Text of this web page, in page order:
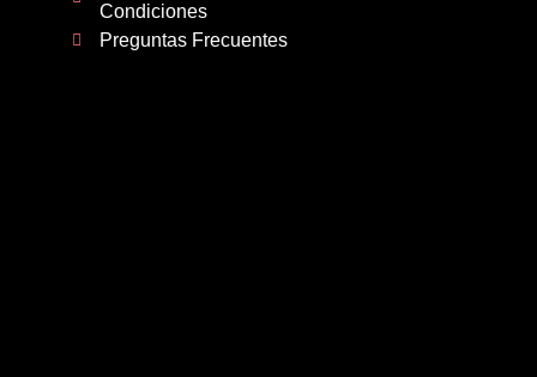
Condiciones
Preguntas Frecuentes